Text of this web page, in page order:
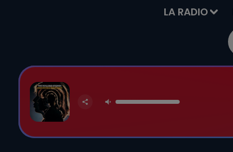
LA RADIO